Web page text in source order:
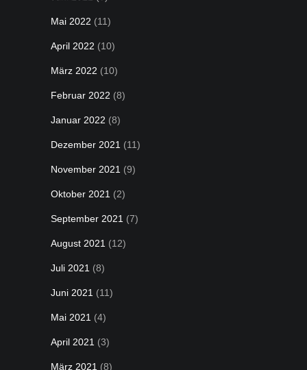
Mai 2022 (11)
April 2022 (10)
März 2022 (10)
Februar 2022 (8)
Januar 2022 (8)
Dezember 2021 (11)
November 2021 (9)
Oktober 2021 (2)
September 2021 (7)
August 2021 (12)
Juli 2021 (8)
Juni 2021 (11)
Mai 2021 (4)
April 2021 (3)
März 2021 (8)